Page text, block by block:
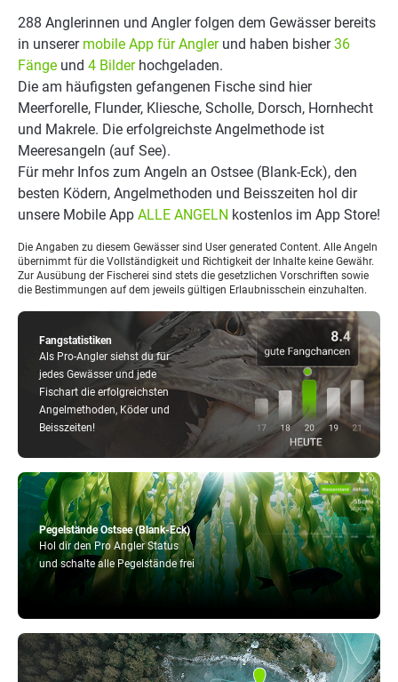
Pegelstände Ostsee (Blank-Eck)
Hol dir den Pro Angler Status
und schalte alle Pegelstände frei
Fangstatistiken
Als Pro-Angler siehst du für
jedes Gewässer und jede
Fischart die erfolgreichsten
Angelmethoden, Köder und
Beisszeiten!
288 Anglerinnen und Angler folgen dem Gewässer bereits
in unserer mobile App für Anglerund haben bisher36
Fänge und 4 Bilderhochgeladen.
Die am häufigsten gefangenen Fische sind hier
Meerforelle, Flunder, Kliesche, Scholle, Dorsch, Hornhecht
und Makrele. Die erfolgreichste Angelmethode ist
Meeresangeln (auf See).
Für mehr Infos zum Angeln an Ostsee (Blank-Eck), den
besten Ködern, Angelmethoden und Beisszeiten hol dir
unsere Mobile App ALLE ANGELN kostenlos im App Store!
Die Angaben zu diesem Gewässer sind User generated Content. Alle Angeln
übernimmt für die Vollständigkeit und Richtigkeit der Inhalte keine Gewähr.
Zur Ausübung der Fischerei sind stets die gesetzlichen Vorschriften sowie
die Bestimmungen auf dem jeweils gültigen Erlaubnisschein einzuhalten.